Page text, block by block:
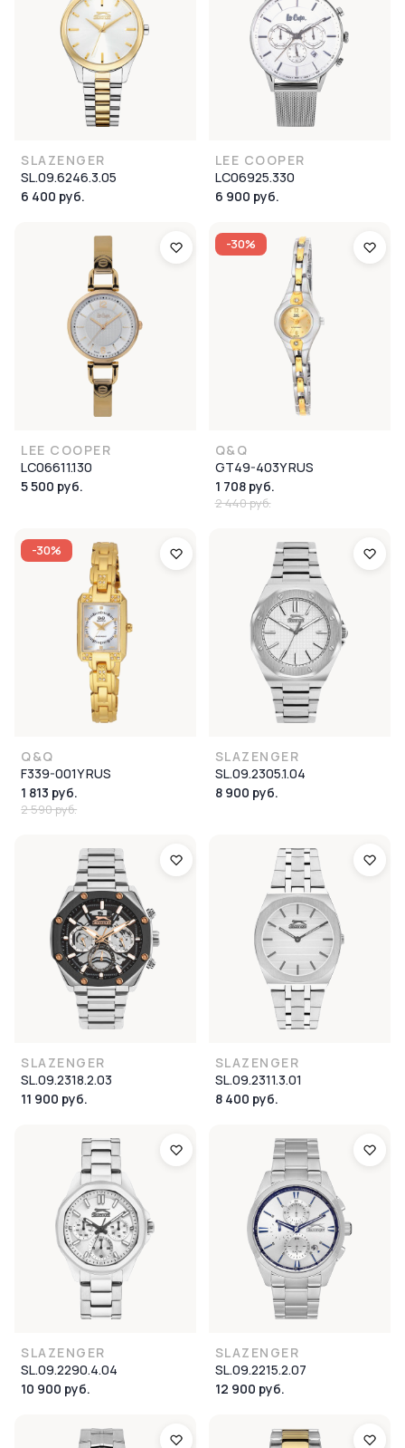
SLAZENGER
SL.09.6246.3.05
6 400 руб.
LEE COOPER
LC06925.330
6 900 руб.
LEE COOPER
LC06611.130
5 500 руб.
-30%
Q&Q
GT49-403Y RUS
1 708 руб.
2 440 руб.
-30%
Q&Q
F339-001Y RUS
1 813 руб.
2 590 руб.
SLAZENGER
SL.09.2305.1.04
8 900 руб.
SLAZENGER
SL.09.2318.2.03
11 900 руб.
SLAZENGER
SL.09.2311.3.01
8 400 руб.
SLAZENGER
SL.09.2290.4.04
10 900 руб.
SLAZENGER
SL.09.2215.2.07
12 900 руб.